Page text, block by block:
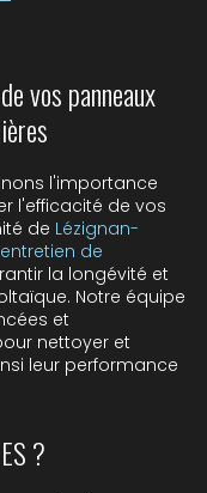
vos panneaux
l'importance
l'efficacité de vos
de Lézignan-
de
la longévité et
Notre équipe
et
nettoyer et
leur performance
?